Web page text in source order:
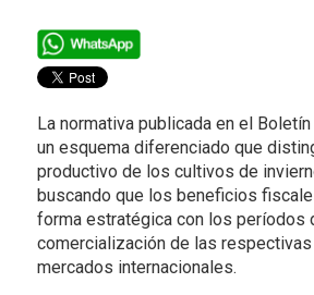
La normativa publicada en el
un esquema diferenciado que
productivo de los cultivos de
buscando que los beneficios
forma estratégica con los períodos
comercialización de las
mercados internacionales.